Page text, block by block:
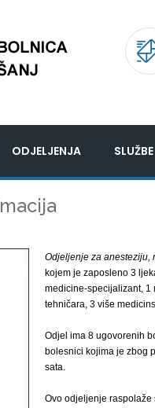
ODJELJENJA SLUŽBE
Odjeljenje za anesteziju,
kojem je zaposleno 3
medicine-specijalizant, 1
tehničara, 3 više
Odjel ima 8 ugovorenih
bolesnici kojima je zbog
sata.
Ovo odjeljenje raspolaže